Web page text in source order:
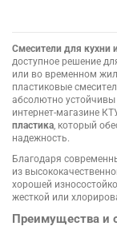
Смесители для кухни
доступное решение
или во временном
пластиковые
абсолютно устойчивы
интернет-магазине
пластика, который
надежность.
Благодаря
из
хорошей
жесткой или
Преимущества и